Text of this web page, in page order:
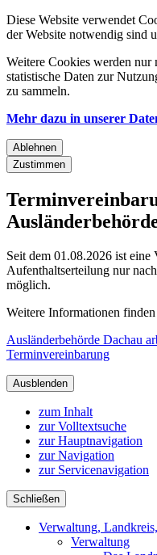
Diese Website verwendet
der Website notwendig sind
Weitere Cookies werden
statistische Daten zur
zu sammeln.
Mehr dazu in unserer
Ablehnen
Zustimmen
Seit dem 01.08.2026 ist eine
Aufenthaltserteilung nur nach
möglich.
Weitere Informationen
Ausländerbehörde Dachau
Terminvereinbarung
Ausblenden
zum Inhalt
zur Volltextsuche
zur Hauptnavigation
zur Navigation
zur Servicenavigation
Schließen
Verwaltung,
Verwaltung